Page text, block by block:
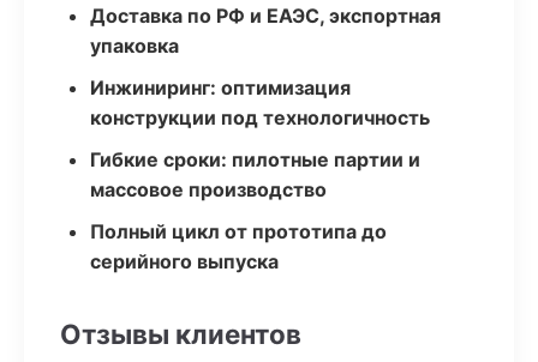
Доставка по РФ и ЕАЭС, экспортная
упаковка
Инжиниринг: оптимизация
конструкции под технологичность
Гибкие сроки: пилотные партии и
массовое производство
Полный цикл от прототипа до
серийного выпуска
Отзывы клиентов